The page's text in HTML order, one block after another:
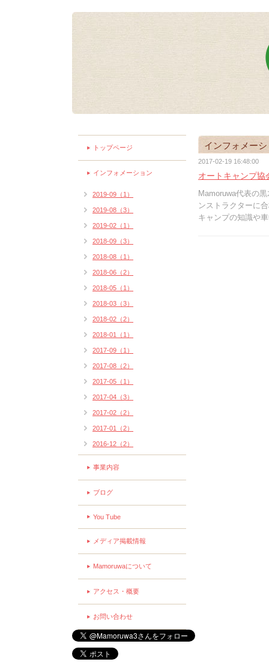
インフォメー
2017-02-19 16:48:00
オートキャンプ協
Mamoruwa代表の
ンストラクターに
キャンプの知識や
トップページ
インフォメーション
2019-09（1）
2019-08（3）
2019-02（1）
2018-09（3）
2018-08（1）
2018-06（2）
2018-05（1）
2018-03（3）
2018-02（2）
2018-01（1）
2017-09（1）
2017-08（2）
2017-05（1）
2017-04（3）
2017-02（2）
2017-01（2）
2016-12（2）
事業内容
ブログ
You Tube
メディア掲載情報
Mamoruwaについて
アクセス・概要
お問い合わせ